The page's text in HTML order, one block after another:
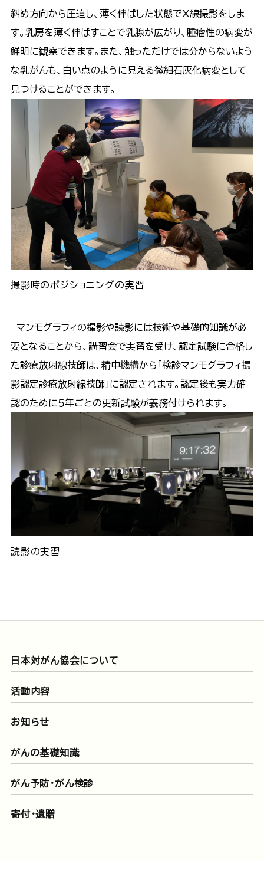
斜め方向から圧迫し、薄く伸ばした状態でX線撮影をしま
す。乳房を薄く伸ばすことで乳腺が広がり、腫瘤性の病変が
鮮明に観察できます。また、触っただけでは分からないよう
な乳がんも、白い点のように見える微細石灰化病変として
見つけることができます。
撮影時のポジショニングの実習
マンモグラフィの撮影や読影には技術や基礎的知識が必
要となることから、講習会で実習を受け、認定試験に合格し
た診療放射線技師は、精中機構から「検診マンモグラフィ撮
影認定診療放射線技師」に認定されます。認定後も実力確
認のために５年ごとの更新試験が義務付けられます。
読影の実習
日本対がん協会について
活動内容
お知らせ
がんの基礎知識
がん予防・がん検診
寄付・遺贈